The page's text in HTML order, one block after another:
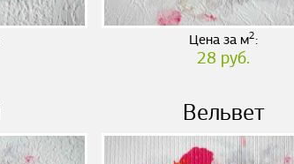
Цена за м2:
28 руб.
Вельвет